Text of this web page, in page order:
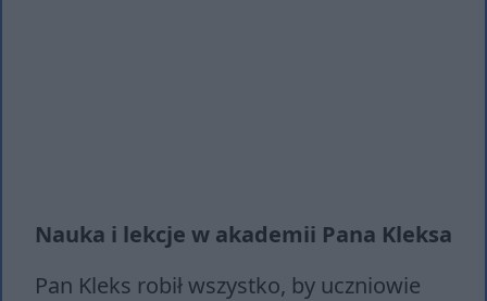
Nauka i lekcje w akademii Pana Kleksa
Pan Kleks robił wszystko, by uczniowie